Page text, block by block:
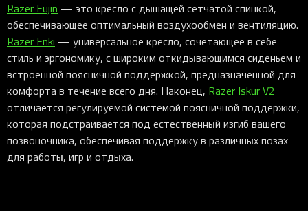
Razer Fujin — это кресло с дышащей сетчатой спинкой,
обеспечивающее оптимальный воздухообмен и вентиляцию.
Razer Enki — универсальное кресло, сочетающее в себе
стиль и эргономику, с широким откидывающимся сиденьем и
встроенной поясничной поддержкой, предназначенной для
комфорта в течение всего дня. Наконец, Razer Iskur V2
отличается регулируемой системой поясничной поддержки,
которая подстраивается под естественный изгиб вашего
позвоночника, обеспечивая поддержку в различных позах
для работы, игр и отдыха.